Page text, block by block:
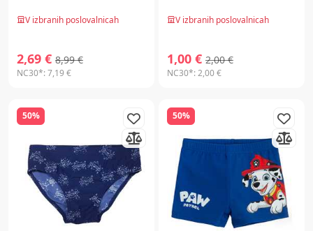
V izbranih poslovalnicah
2,69 € 8,99 €
NC30*:7,19 €
V izbranih poslovalnicah
1,00 € 2,00 €
NC30*:2,00 €
50% 50%